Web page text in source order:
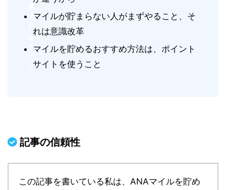
で
か
る
マイルが貯まらない人がまずやること、そ
れは意識改革
マイルを貯めるおすすめ方法は、ポイント
サイトを使うこと
記事の信頼性
この記事を書いている私は、ANAマイルを貯め